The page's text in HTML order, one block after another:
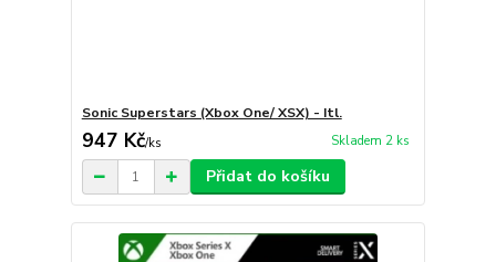
Sonic Superstars (Xbox One/ XSX) - Itl.
947 Kč/ks Skladem 2 ks
Přidat do košíku